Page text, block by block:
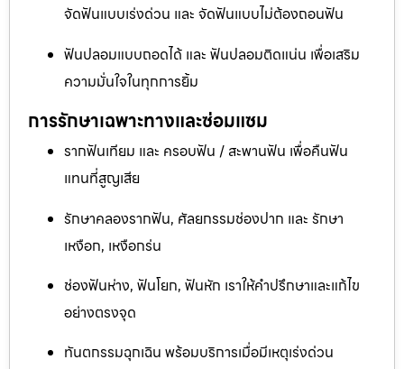
จัดฟันแบบเร่งด่วน และ จัดฟันแบบไม่ต้องถอนฟัน
ฟันปลอมแบบถอดได้ และ ฟันปลอมติดแน่น เพื่อเสริม
ความมั่นใจในทุกการยิ้ม
การรักษาเฉพาะทางและซ่อมแซม
รากฟันเทียม และ ครอบฟัน / สะพานฟัน เพื่อคืนฟัน
แทนที่สูญเสีย
รักษาคลองรากฟัน, ศัลยกรรมช่องปาก และ รักษา
เหงือก, เหงือกร่น
ช่องฟันห่าง, ฟันโยก, ฟันหัก เราให้คำปรึกษาและแก้ไข
อย่างตรงจุด
ทันตกรรมฉุกเฉิน พร้อมบริการเมื่อมีเหตุเร่งด่วน